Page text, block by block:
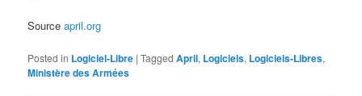
Sourceapril.org
Posted in Logiciel-Libre |Tagged April, Logiciels, Logiciels-Libres,
Ministère des Armées